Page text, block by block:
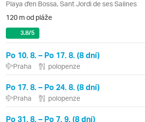
Playa d'en Bossa, Sant Jordi de ses Salines
120 m od pláže
3.8/5
Po 10. 8. – Po 17. 8. (8 dní)
Praha polopenze
Po 17. 8. – Po 24. 8. (8 dní)
Praha polopenze
Po 31. 8. – Po 7. 9. (8 dní)